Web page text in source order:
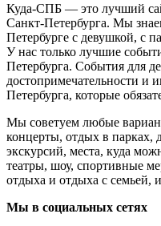
Куда-СПБ — это лучший
Санкт-Петербурга. Мы
Петербурге с девушкой, с
У нас только лучшие
Петербурга. События для
достопримечательности и
Петербурга, которые
Мы советуем любые
концерты, отдых в парках,
экскурсий, места, куда
театры, шоу, спортивные
отдыха и отдыха с семьей,
Мы в социальных сетях